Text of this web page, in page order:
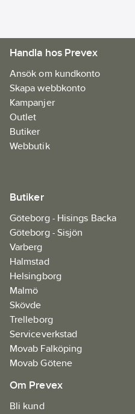
Handla hos Prevex
Ansök om kundkonto
Skapa webbkonto
Kampanjer
Outlet
Butiker
Webbutik
Butiker
Göteborg - Hisings Backa
Göteborg - Sisjön
Varberg
Halmstad
Helsingborg
Malmö
Skövde
Trelleborg
Serviceverkstad
Movab Falköping
Movab Götene
Om Prevex
Bli kund